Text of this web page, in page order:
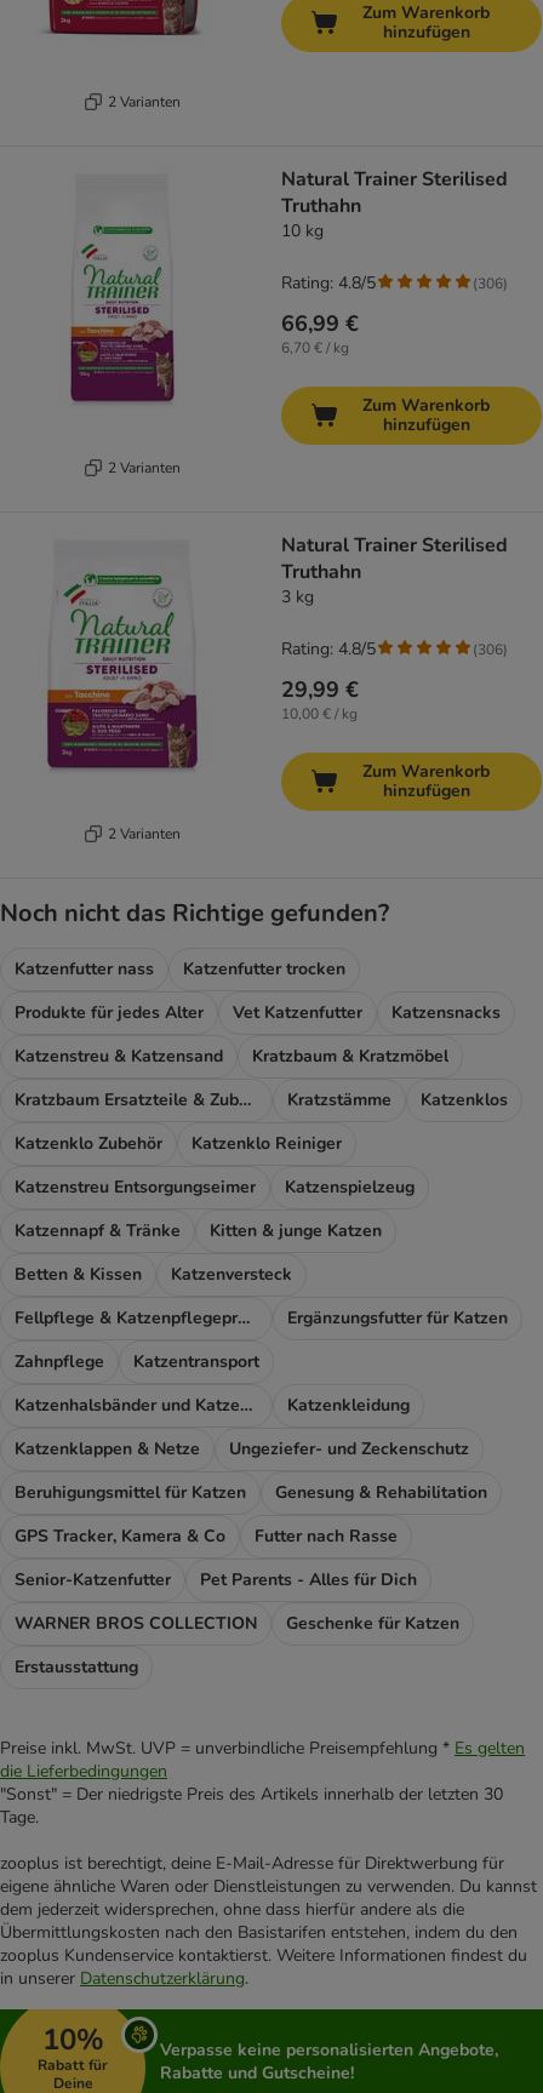
2 Varianten
Zum Warenkorb
hinzufügen
2 Varianten
Natural Trainer Sterilised
Truthahn
10 kg
66,99 €
6,70 € / kg
Rating: 4.8/5 (306)
Zum Warenkorb
hinzufügen
2 Varianten
Natural Trainer Sterilised
Truthahn
3 kg
29,99 €
10,00 € / kg
Rating: 4.8/5 (306)
Zum Warenkorb
hinzufügen
Noch nicht das Richtige gefunden?
Katzenfutter nass
Katzenfutter trocken
Produkte für jedes Alter
Vet Katzenfutter
Katzensnacks
Katzenstreu & Katzensand
Kratzbaum & Kratzmöbel
Kratzbaum Ersatzteile & Zubehör
Kratzstämme
Katzenklos
Katzenklo Zubehör
Katzenklo Reiniger
Katzenstreu Entsorgungseimer
Katzenspielzeug
Katzennapf & Tränke
Kitten & junge Katzen
Betten & Kissen
Katzenversteck
Fellpflege & Katzenpflegeprodukte
Ergänzungsfutter für Katzen
Zahnpflege
Katzentransport
Katzenhalsbänder und Katzengeschirr
Katzenkleidung
Katzenklappen & Netze
Ungeziefer- und Zeckenschutz
Beruhigungsmittel für Katzen
Genesung & Rehabilitation
GPS Tracker, Kamera & Co
Futter nach Rasse
Senior-Katzenfutter
Pet Parents - Alles für Dich
WARNER BROS COLLECTION
Geschenke für Katzen
Erstausstattung
Preise inkl. MwSt. UVP = unverbindliche Preisempfehlung * Es gelten
die Lieferbedingungen
"Sonst" = Der niedrigste Preis des Artikels innerhalb der letzten 30
Tage.
zooplus ist berechtigt, deine E-Mail-Adresse für Direktwerbung für
eigene ähnliche Waren oder Dienstleistungen zu verwenden. Du kannst
dem jederzeit widersprechen, ohne dass hierfür andere als die
Übermittlungskosten nach den Basistarifen entstehen, indem du den
zooplus Kundenservice kontaktierst. Weitere Informationen findest du
in unserer Datenschutzerklärung.
10%
Rabatt für
Deine
Verpasse keine personalisierten Angebote,
Rabatte und Gutscheine!